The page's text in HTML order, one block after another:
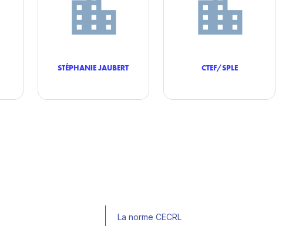
STÉPHANIE JAUBERT CTEF/SPLE
La norme CECRL